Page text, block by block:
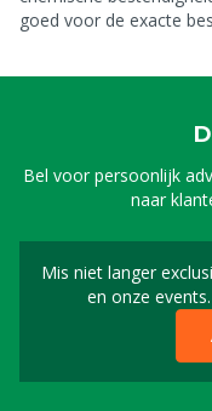
goed voor de exacte
Bel voor persoonlijk
naar
Mis niet langer
en onze